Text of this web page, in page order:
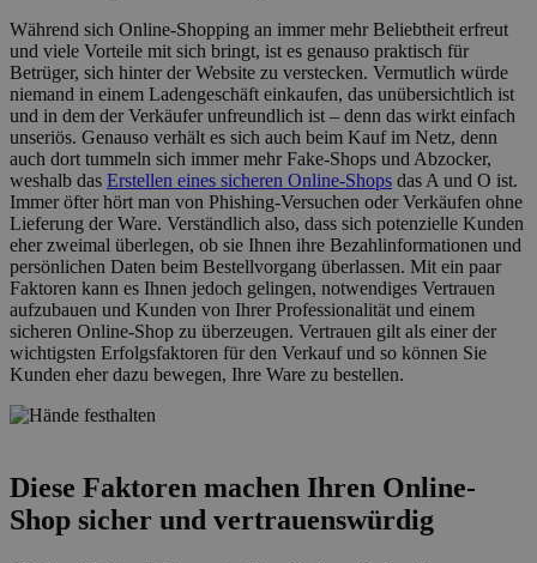
Während sich Online-Shopping an immer mehr Beliebtheit erfreut
und viele Vorteile mit sich bringt, ist es genauso praktisch für
Betrüger, sich hinter der Website zu verstecken. Vermutlich würde
niemand in einem Ladengeschäft einkaufen, das unübersichtlich ist
und in dem der Verkäufer unfreundlich ist – denn das wirkt einfach
unseriös. Genauso verhält es sich auch beim Kauf im Netz, denn
auch dort tummeln sich immer mehr Fake-Shops und Abzocker,
weshalb das Erstellen eines sicheren Online-Shops das A und O ist.
Immer öfter hört man von Phishing-Versuchen oder Verkäufen ohne
Lieferung der Ware. Verständlich also, dass sich potenzielle Kunden
eher zweimal überlegen, ob sie Ihnen ihre Bezahlinformationen und
persönlichen Daten beim Bestellvorgang überlassen. Mit ein paar
Faktoren kann es Ihnen jedoch gelingen, notwendiges Vertrauen
aufzubauen und Kunden von Ihrer Professionalität und einem
sicheren Online-Shop zu überzeugen. Vertrauen gilt als einer der
wichtigsten Erfolgsfaktoren für den Verkauf und so können Sie
Kunden eher dazu bewegen, Ihre Ware zu bestellen.
Diese Faktoren machen Ihren Online-
Shop sicher und vertrauenswürdig